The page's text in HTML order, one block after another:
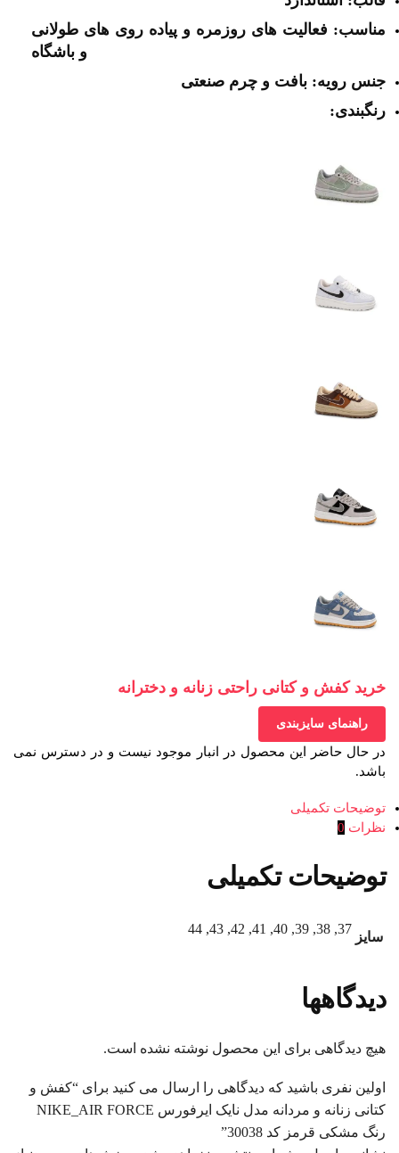
مناسب: فعالیت های روزمره و پیاده روی های طولانی
و باشگاه
جنس رویه: بافت و چرم صنعتی
رنگبندی:
خرید کفش و کتانی راحتی زنانه و دخترانه
راهنمای سایزبندی
در حال حاضر این محصول در انبار موجود نیست و در دسترس نمی
باشد.
توضیحات تکمیلی
نظرات 0
توضیحات تکمیلی
سایز
37, 38, 39, 40, 41, 42, 43, 44
دیدگاهها
هیچ دیدگاهی برای این محصول نوشته نشده است.
اولین نفری باشید که دیدگاهی را ارسال می کنید برای “کفش و
کتانی زنانه و مردانه مدل نایک ایرفورس NIKE_AIR FORCE
رنگ مشکی قرمز کد 30038”